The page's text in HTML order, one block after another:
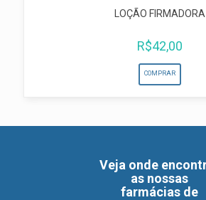
LOÇÃO FIRMADORA
R$42,00
COMPRAR
Veja onde
as nossas
farmácias de